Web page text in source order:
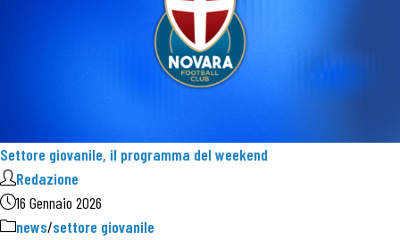
Settore giovanile, il programma del weekend
Redazione
16 Gennaio 2026
news/settore giovanile